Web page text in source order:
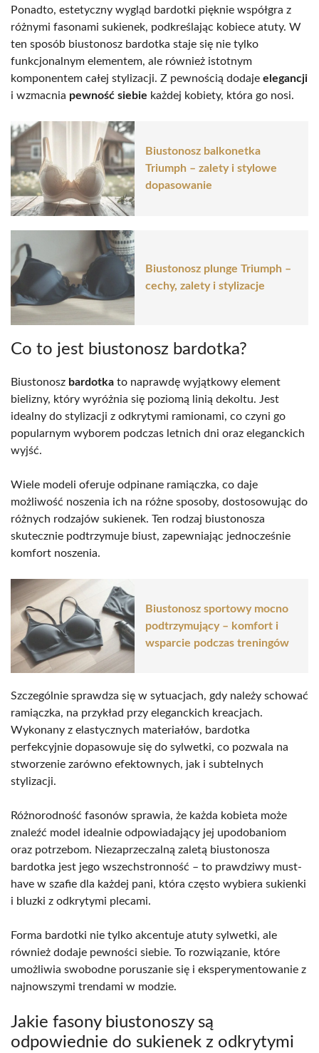
Ponadto, estetyczny wygląd bardotki pięknie współgra z
różnymi fasonami sukienek, podkreślając kobiece atuty. W
ten sposób biustonosz bardotka staje się nie tylko
funkcjonalnym elementem, ale również istotnym
komponentem całej stylizacji. Z pewnością dodaje elegancji
i wzmacnia pewność siebie każdej kobiety, która go nosi.
Biustonosz balkonetka
Triumph – zalety i stylowe
dopasowanie
Biustonosz plunge Triumph –
cechy, zalety i stylizacje
Co to jest biustonosz bardotka?
Biustonosz bardotka to naprawdę wyjątkowy element
bielizny, który wyróżnia się poziomą linią dekoltu. Jest
idealny do stylizacji z odkrytymi ramionami, co czyni go
popularnym wyborem podczas letnich dni oraz eleganckich
wyjść.
Wiele modeli oferuje odpinane ramiączka, co daje
możliwość noszenia ich na różne sposoby, dostosowując do
różnych rodzajów sukienek. Ten rodzaj biustonosza
skutecznie podtrzymuje biust, zapewniając jednocześnie
komfort noszenia.
Biustonosz sportowy mocno
podtrzymujący – komfort i
wsparcie podczas treningów
Szczególnie sprawdza się w sytuacjach, gdy należy schować
ramiączka, na przykład przy eleganckich kreacjach.
Wykonany z elastycznych materiałów, bardotka
perfekcyjnie dopasowuje się do sylwetki, co pozwala na
stworzenie zarówno efektownych, jak i subtelnych
stylizacji.
Różnorodność fasonów sprawia, że każda kobieta może
znaleźć model idealnie odpowiadający jej upodobaniom
oraz potrzebom. Niezaprzeczalną zaletą biustonosza
bardotka jest jego wszechstronność – to prawdziwy must-
have w szafie dla każdej pani, która często wybiera sukienki
i bluzki z odkrytymi plecami.
Forma bardotki nie tylko akcentuje atuty sylwetki, ale
również dodaje pewności siebie. To rozwiązanie, które
umożliwia swobodne poruszanie się i eksperymentowanie z
najnowszymi trendami w modzie.
Jakie fasony biustonoszy są
odpowiednie do sukienek z odkrytymi